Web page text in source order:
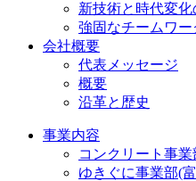
新技術と時代変化
強固なチームワ
会社概要
代表メッセージ
概要
沿革と歴史
事業内容
コンクリート事業
ゆきぐに事業部(